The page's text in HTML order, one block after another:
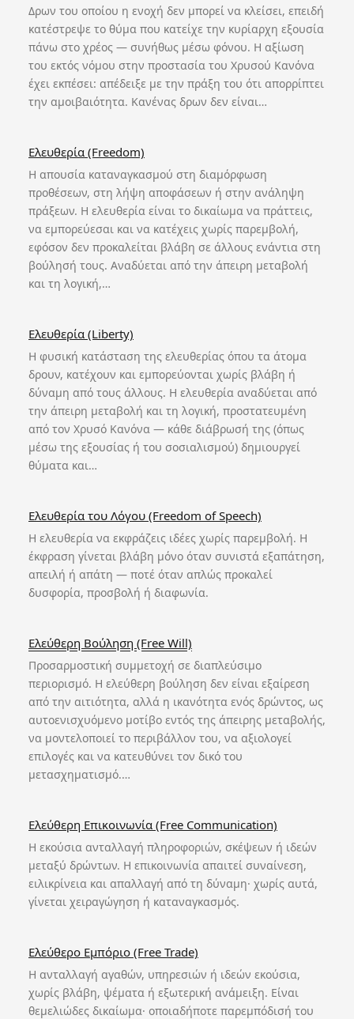
Δρων του οποίου η ενοχή δεν μπορεί να κλείσει, επειδή
κατέστρεψε το θύμα που κατείχε την κυρίαρχη εξουσία
πάνω στο χρέος — συνήθως μέσω φόνου. Η αξίωση
του εκτός νόμου στην προστασία του Χρυσού Κανόνα
έχει εκπέσει: απέδειξε με την πράξη του ότι απορρίπτει
την αμοιβαιότητα. Κανένας δρων δεν είναι…
Ελευθερία (Freedom)
Η απουσία καταναγκασμού στη διαμόρφωση
προθέσεων, στη λήψη αποφάσεων ή στην ανάληψη
πράξεων. Η ελευθερία είναι το δικαίωμα να πράττεις,
να εμπορεύεσαι και να κατέχεις χωρίς παρεμβολή,
εφόσον δεν προκαλείται βλάβη σε άλλους ενάντια στη
βούλησή τους. Αναδύεται από την άπειρη μεταβολή
και τη λογική,…
Ελευθερία (Liberty)
Η φυσική κατάσταση της ελευθερίας όπου τα άτομα
δρουν, κατέχουν και εμπορεύονται χωρίς βλάβη ή
δύναμη από τους άλλους. Η ελευθερία αναδύεται από
την άπειρη μεταβολή και τη λογική, προστατευμένη
από τον Χρυσό Κανόνα — κάθε διάβρωσή της (όπως
μέσω της εξουσίας ή του σοσιαλισμού) δημιουργεί
θύματα και…
Ελευθερία του Λόγου (Freedom of Speech)
Η ελευθερία να εκφράζεις ιδέες χωρίς παρεμβολή. Η
έκφραση γίνεται βλάβη μόνο όταν συνιστά εξαπάτηση,
απειλή ή απάτη — ποτέ όταν απλώς προκαλεί
δυσφορία, προσβολή ή διαφωνία.
Ελεύθερη Βούληση (Free Will)
Προσαρμοστική συμμετοχή σε διαπλεύσιμο
περιορισμό. Η ελεύθερη βούληση δεν είναι εξαίρεση
από την αιτιότητα, αλλά η ικανότητα ενός δρώντος, ως
αυτοενισχυόμενο μοτίβο εντός της άπειρης μεταβολής,
να μοντελοποιεί το περιβάλλον του, να αξιολογεί
επιλογές και να κατευθύνει τον δικό του
μετασχηματισμό.…
Ελεύθερη Επικοινωνία (Free Communication)
Η εκούσια ανταλλαγή πληροφοριών, σκέψεων ή ιδεών
μεταξύ δρώντων. Η επικοινωνία απαιτεί συναίνεση,
ειλικρίνεια και απαλλαγή από τη δύναμη· χωρίς αυτά,
γίνεται χειραγώγηση ή καταναγκασμός.
Ελεύθερο Εμπόριο (Free Trade)
Η ανταλλαγή αγαθών, υπηρεσιών ή ιδεών εκούσια,
χωρίς βλάβη, ψέματα ή εξωτερική ανάμειξη. Είναι
θεμελιώδες δικαίωμα· οποιαδήποτε παρεμπόδισή του